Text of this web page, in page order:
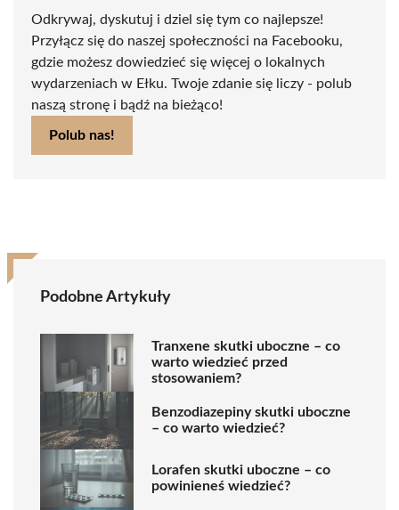
Odkrywaj, dyskutuj i dziel się tym co najlepsze!
Przyłącz się do naszej społeczności na Facebooku,
gdzie możesz dowiedzieć się więcej o lokalnych
wydarzeniach w Ełku. Twoje zdanie się liczy - polub
naszą stronę i bądź na bieżąco!
Polub nas!
Podobne Artykuły
Tranxene skutki uboczne – co
warto wiedzieć przed
stosowaniem?
Benzodiazepiny skutki uboczne
– co warto wiedzieć?
Lorafen skutki uboczne – co
powinieneś wiedzieć?